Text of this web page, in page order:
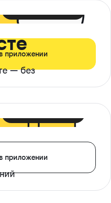
— без
приложении
приложении